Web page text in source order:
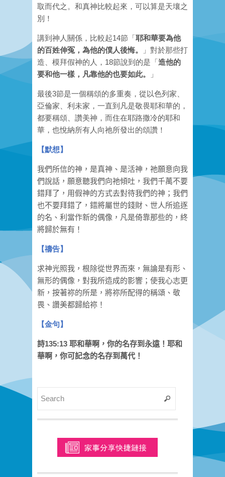
取而代之。和真神比較起來，可以算是天壤之
別！
講到神人關係，比較起14節「耶和華要為他
的百姓伸冤，為他的僕人後悔。
」對於那些打
造、模拜假神的人，18節說到的是「造他的
要和他一樣，凡靠他的也要如此。
」
最後3節是一個稱頌的多重奏，從以色列家、
亞倫家、利未家，一直到凡是敬畏耶和華的，
都要稱頌、讚美神，而住在耶路撒冷的耶和
華，也悅納所有人向祂所發出的頌讚！
【默想】
我們所信的神，是真神、是活神，祂願意向我
們說話，願意聽我們向祂傾吐，我們千萬不要
錯拜了，用假神的方式去對待我們的神；我們
也不要拜錯了，錯將屬世的錢財、世人所追逐
的名、利當作新的偶像，凡是倚靠那些的，終
將歸於無有！
【禱告】
求神光照我，根除從世界而來，無論是有形、
無形的偶像，對我所造成的影響；使我心志更
新，按著祢的所是，將祢所配得的稱頌、敬
畏、讚美都歸給祢！
【金句】
詩135:13 耶和華啊，你的名存到永遠！耶和
華啊，你可記念的名存到萬代！